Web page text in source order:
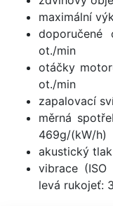
maximální
ot./min
otáčky
ot./min
zapalovací
měrná
469g/(kW/h)
akustický
vibrace
levá rukojeť: